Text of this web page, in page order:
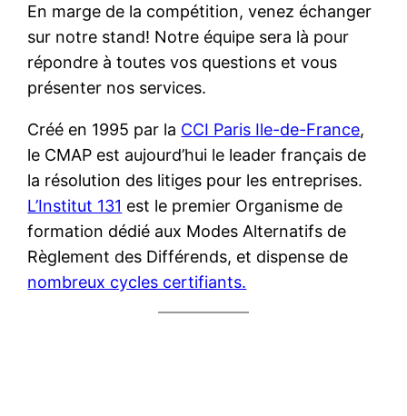
En marge de la compétition, venez échanger
sur notre stand! Notre équipe sera là pour
répondre à toutes vos questions et vous
présenter nos services.
Créé en 1995 par la CCI Paris Ile-de-France,
le CMAP est aujourd’hui le leader français de
la résolution des litiges pour les entreprises.
L’Institut 131 est le premier Organisme de
formation dédié aux Modes Alternatifs de
Règlement des Différends, et dispense de
nombreux cycles certifiants.